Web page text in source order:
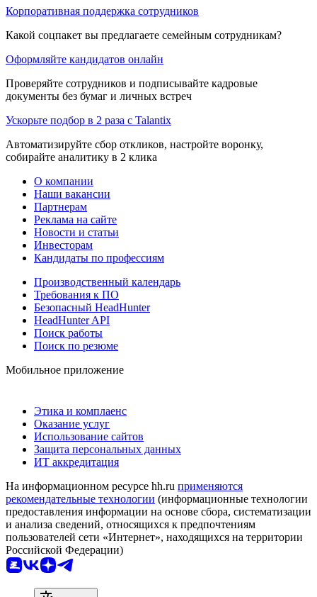
Корпоративная поддержка сотрудников
Какой соцпакет вы предлагаете семейным сотрудникам?
Оформляйте кандидатов онлайн
Проверяйте сотрудников и подписывайте кадровые
документы без бумаг и личных встреч
Ускорьте подбор в 2 раза с Talantix
Автоматизируйте сбор откликов, настройте воронку,
собирайте аналитику в 2 клика
О компании
Наши вакансии
Партнерам
Реклама на сайте
Новости и статьи
Инвесторам
Кандидаты по профессиям
Производственный календарь
Требования к ПО
Безопасный HeadHunter
HeadHunter API
Поиск работы
Поиск по резюме
Мобильное приложение
Этика и комплаенс
Оказание услуг
Использование сайтов
Защита персональных данных
ИТ аккредитация
На информационном ресурсе hh.ru применяются
рекомендательные технологии (информационные технологии
предоставления информации на основе сбора, систематизации
и анализа сведений, относящихся к предпочтениям
пользователей сети «Интернет», находящихся на территории
Российской Федерации)